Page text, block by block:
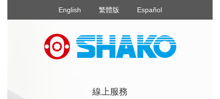
English 繁體版 Español
線上服務